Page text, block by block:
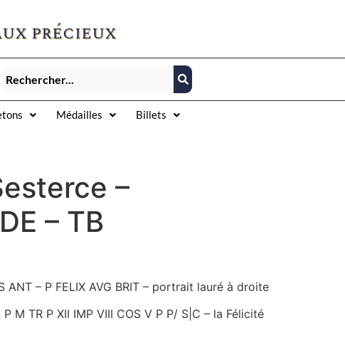
précieux
Médailles
Billets
–
– TB
ANT – P FELIX AVG BRIT – portrait lauré à droite
P M TR P XII IMP VIII COS V P P/ S|C – la Félicité